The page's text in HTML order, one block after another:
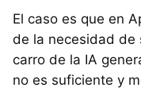
El caso es que en
de la necesidad de
carro de la IA
no es suficiente y